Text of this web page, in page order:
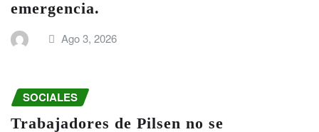
emergencia.
Ago 3, 2026
SOCIALES
Trabajadores de Pilsen no se